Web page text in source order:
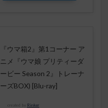
『ウマ箱2』第1コーナー ア
ニメ『ウマ娘 プリティーダ
ービー Season 2』トレーナ
ーズBOX) [Blu-ray]
created by Rinker